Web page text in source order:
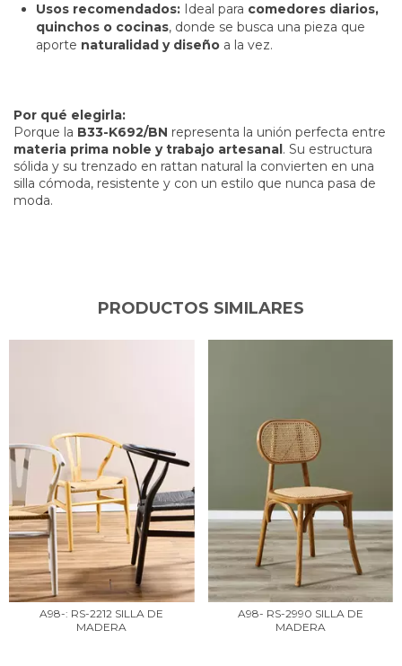
Usos recomendados: Ideal para comedores diarios,
quinchos o cocinas, donde se busca una pieza que
aporte naturalidad y diseño a la vez.
Por qué elegirla:
Porque la B33-K692/BN representa la unión perfecta entre
materia prima noble y trabajo artesanal. Su estructura
sólida y su trenzado en rattan natural la convierten en una
silla cómoda, resistente y con un estilo que nunca pasa de
moda.
PRODUCTOS SIMILARES
A98-: RS-2212 SILLA DE
MADERA
A98- RS-2990 SILLA DE
MADERA